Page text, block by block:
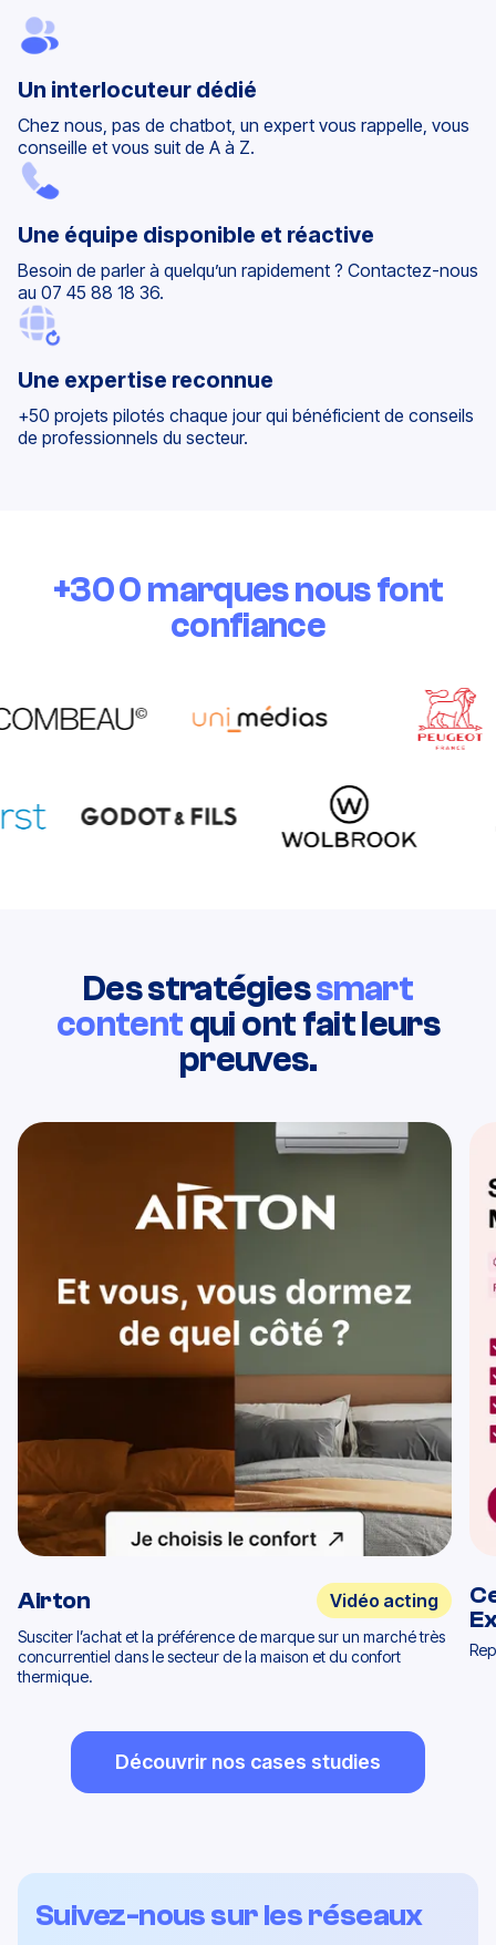
Un interlocuteur dédié
Chez nous, pas de chatbot, un expert vous rappelle, vous
conseille et vous suit de A à Z.
Une équipe disponible et réactive
Besoin de parler à quelqu’un rapidement ? Contactez-nous
au 07 45 88 18 36.
Une expertise reconnue
+50 projets pilotés chaque jour qui bénéficient de conseils
de professionnels du secteur.
+300 marques nous font
confiance
Des stratégiessmart
contentqui ont fait leurs
preuves.
Airton Vidéo acting
Susciter l’achat et la préférence de marque sur un marché très
concurrentiel dans le secteur de la maison et du confort
thermique.
Découvrir nos cases studies
Suivez-nous sur les réseaux